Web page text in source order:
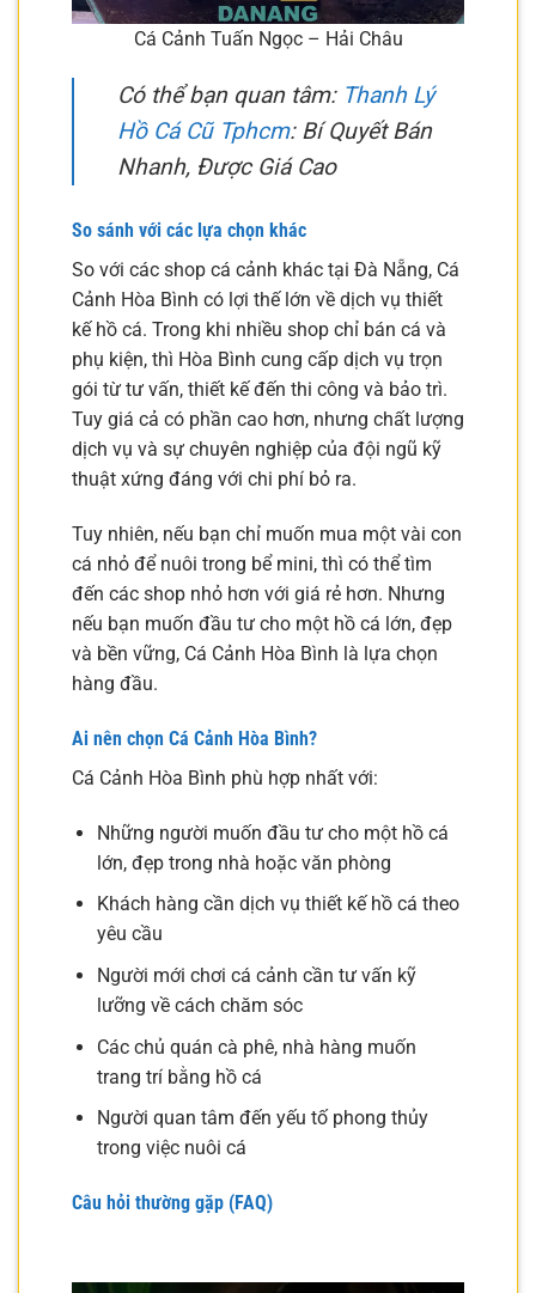
Cá Cảnh Tuấn Ngọc – Hải Châu
Có thể bạn quan tâm: Thanh Lý
Hồ Cá Cũ Tphcm: Bí Quyết Bán
Nhanh, Được Giá Cao
So sánh với các lựa chọn khác
So với các shop cá cảnh khác tại Đà Nẵng, Cá
Cảnh Hòa Bình có lợi thế lớn về dịch vụ thiết
kế hồ cá. Trong khi nhiều shop chỉ bán cá và
phụ kiện, thì Hòa Bình cung cấp dịch vụ trọn
gói từ tư vấn, thiết kế đến thi công và bảo trì.
Tuy giá cả có phần cao hơn, nhưng chất lượng
dịch vụ và sự chuyên nghiệp của đội ngũ kỹ
thuật xứng đáng với chi phí bỏ ra.
Tuy nhiên, nếu bạn chỉ muốn mua một vài con
cá nhỏ để nuôi trong bể mini, thì có thể tìm
đến các shop nhỏ hơn với giá rẻ hơn. Nhưng
nếu bạn muốn đầu tư cho một hồ cá lớn, đẹp
và bền vững, Cá Cảnh Hòa Bình là lựa chọn
hàng đầu.
Ai nên chọn Cá Cảnh Hòa Bình?
Cá Cảnh Hòa Bình phù hợp nhất với:
Những người muốn đầu tư cho một hồ cá
lớn, đẹp trong nhà hoặc văn phòng
Khách hàng cần dịch vụ thiết kế hồ cá theo
yêu cầu
Người mới chơi cá cảnh cần tư vấn kỹ
lưỡng về cách chăm sóc
Các chủ quán cà phê, nhà hàng muốn
trang trí bằng hồ cá
Người quan tâm đến yếu tố phong thủy
trong việc nuôi cá
Câu hỏi thường gặp (FAQ)